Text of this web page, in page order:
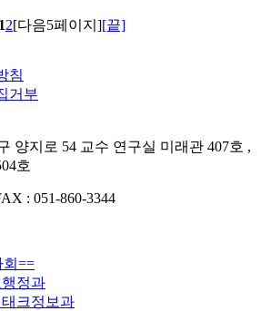
12[다음5페이지][끝]
침
거부
양지로 54 교수 연구실 미래관 407호 ,
호
: 051-860-3344
회==
정과
크정보과